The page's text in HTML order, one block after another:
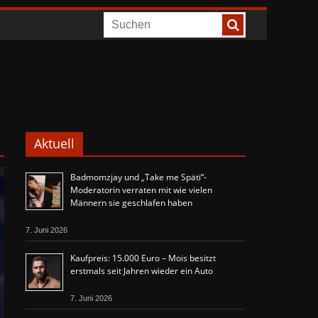
Aktuell
Badmomzjay und „Take me Späti“-
Moderatorin verraten mit wie vielen
Männern sie geschlafen haben
7. Juni 2026
Kaufpreis: 15.000 Euro – Mois besitzt
erstmals seit Jahren wieder ein Auto
7. Juni 2026